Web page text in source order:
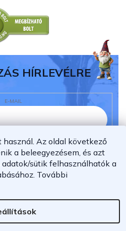
Az oldal következő
a beleegyezésem, és azt
adatok/sütik felhasználhatók a
További
HÍRLEVÉLRE
E-MAIL
megértettem azadatvédelmi
Premium készítette